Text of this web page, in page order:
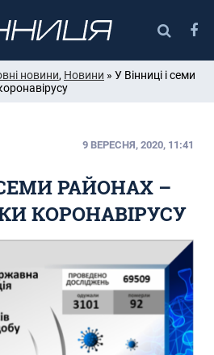
новини, Новини » У Вінниці і семи
9 ВЕРЕСНЯ, 2020, 11:41
РАЙОНАХ –
КОРОНАВІРУСУ